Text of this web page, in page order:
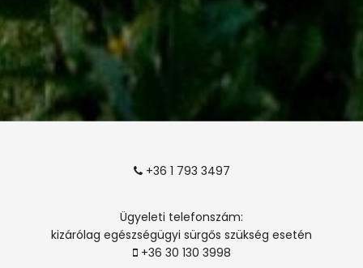
+36 1 793 3497
Ügyeleti telefonszám:
kizárólag egészségügyi sürgős szükség esetén
+36 30 130 3998